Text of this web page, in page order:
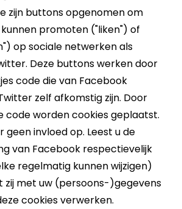
zijn buttons opgenomen om
promoten ("liken") of
op sociale netwerken als
Deze buttons werken door
code die van Facebook
zelf afkomstig zijn. Door
code worden cookies geplaatst.
geen invloed op. Leest u de
van Facebook respectievelijk
regelmatig kunnen wijzigen)
zij met uw (persoons-)gegevens
cookies verwerken.